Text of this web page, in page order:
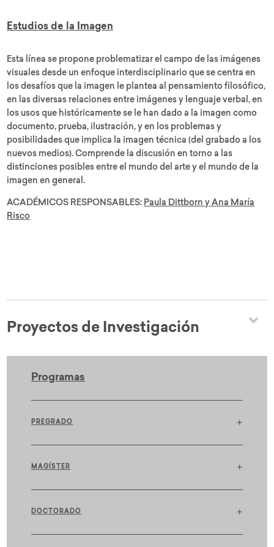
Estudios de la Imagen
Esta línea se propone problematizar el campo de las imágenes
visuales desde un enfoque interdisciplinario que se centra en
los desafíos que la imagen le plantea al pensamiento filosófico,
en las diversas relaciones entre imágenes y lenguaje verbal, en
los usos que históricamente se le han dado a la imagen como
documento, prueba, ilustración, y en los problemas y
posibilidades que implica la imagen técnica (del grabado a los
nuevos medios). Comprende la discusión en torno a las
distinciones posibles entre el mundo del arte y el mundo de la
imagen en general.
ACADÉMICOS RESPONSABLES: Paula Dittborn yAna María
Risco
Proyectos de Investigación
Programas
PREGRADO +
MAGÍSTER +
DOCTORADO +